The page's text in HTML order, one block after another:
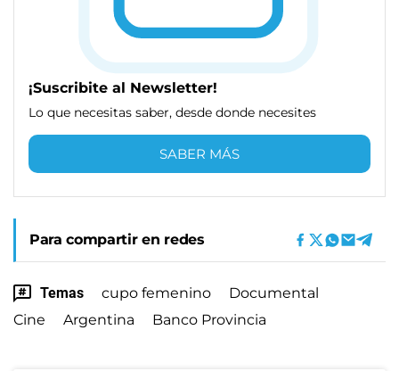
¡Suscribite al Newsletter!
Lo que necesitas saber, desde donde necesites
SABER MÁS
Para compartir en redes
Temas cupo femenino
Documental
Cine
Argentina Banco Provincia